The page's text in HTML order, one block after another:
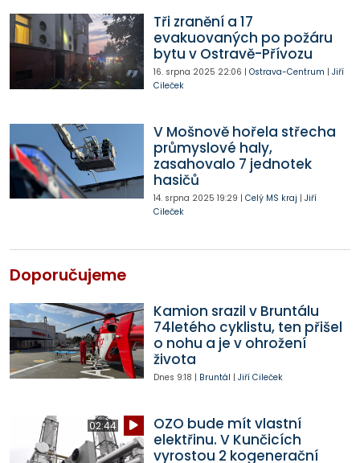
Tři zranění a 17
evakuovaných po požáru
bytu v Ostravě-Přívozu
16. srpna 2025 22:06 | Ostrava-Centrum | Jiří
Cileček
V Mošnově hořela střecha
průmyslové haly,
zasahovalo 7 jednotek
hasičů
14. srpna 2025 19:29 | Celý MS kraj | Jiří
Cileček
Doporučujeme
Kamion srazil v Bruntálu
74letého cyklistu, ten přišel
o nohu a je v ohrožení
života
Dnes 9:18 | Bruntál | Jiří Cileček
02:44
OZO bude mít vlastní
elektřinu. V Kunčicích
vyrostou 2 kogenerační